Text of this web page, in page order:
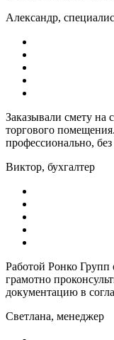
Александр,
Заказывали смету на
торгового
профессионально,
Виктор, бухгалтер
Работой Ронко
грамотно
документацию в
Светлана, менеджер